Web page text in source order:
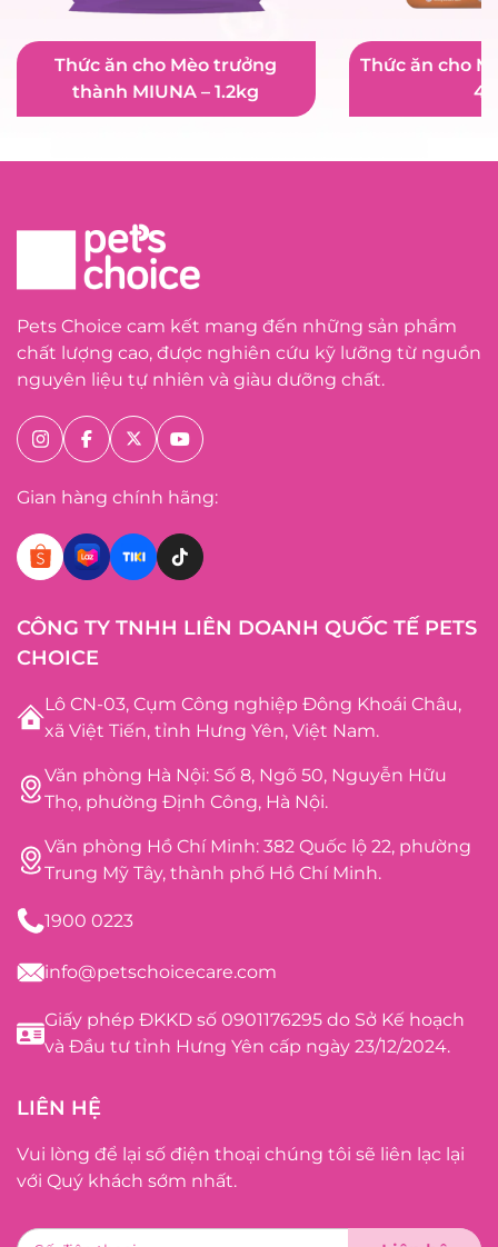
Thức ăn cho Mèo trưởng
thành MIUNA – 1.2kg
Thức ăn cho
Pets Choice cam kết mang đến những sản phẩm
chất lượng cao, được nghiên cứu kỹ lưỡng từ nguồn
nguyên liệu tự nhiên và giàu dưỡng chất.
Gian hàng chính hãng:
CÔNG TY TNHH LIÊN DOANH QUỐC TẾ PETS
CHOICE
Lô CN-03, Cụm Công nghiệp Đông Khoái Châu,
xã Việt Tiến, tỉnh Hưng Yên, Việt Nam.
Văn phòng Hà Nội: Số 8, Ngõ 50, Nguyễn Hữu
Thọ, phường Định Công, Hà Nội.
Văn phòng Hồ Chí Minh: 382 Quốc lộ 22, phường
Trung Mỹ Tây, thành phố Hồ Chí Minh.
1900 0223
info@petschoicecare.com
Giấy phép ĐKKD số 0901176295 do Sở Kế hoạch
và Đầu tư tỉnh Hưng Yên cấp ngày 23/12/2024.
LIÊN HỆ
Vui lòng để lại số điện thoại chúng tôi sẽ liên lạc lại
với Quý khách sớm nhất.